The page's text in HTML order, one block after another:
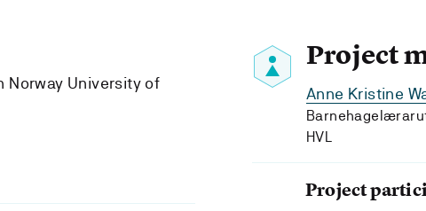
Project
Anne Kristine
HVL
Project
Norway University of